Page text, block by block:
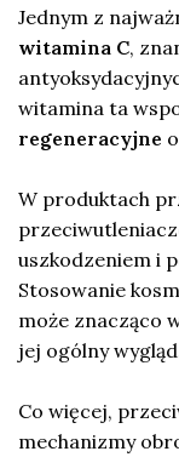
Jednym z
witamina C,
witamina ta
regeneracyjne
W produktach
uszkodzeniem i
Stosowanie
może znacząco
jej ogólny
Co więcej,
mechanizmy